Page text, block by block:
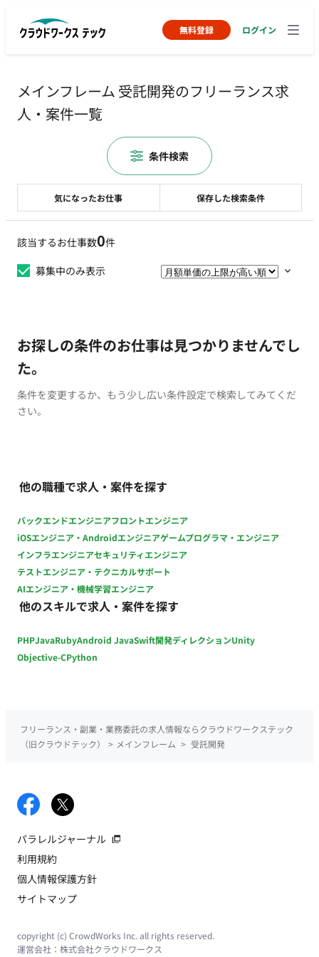
無料登録 ログイン
メインフレーム 受託開発のフリーランス求
人・案件一覧
該当するお仕事数0件
募集中のみ表示
お探しの条件のお仕事は見つかりませんでし
た。
条件を変更するか、もう少し広い条件設定で検索してみてくだ
さい。
他の職種で求人・案件を探す
バックエンドエンジニアフロントエンジニア
iOSエンジニア・Androidエンジニアゲームプログラマ・エンジニア
インフラエンジニアセキュリティエンジニア
テストエンジニア・テクニカルサポート
AIエンジニア・機械学習エンジニア
他のスキルで求人・案件を探す
PHPJavaRubyAndroid JavaSwift開発ディレクションUnity
Objective-CPython
気になったお仕事 保存した検索条件
条件検索
フリーランス・副業・業務委託の求人情報ならクラウドワークステック
（旧クラウドテック）
> メインフレーム > 受託開発
パラレルジャーナル
利用規約
個人情報保護方針
サイトマップ
copyright (c) CrowdWorks Inc. all rights reserved.
運営会社： 株式会社クラウドワークス